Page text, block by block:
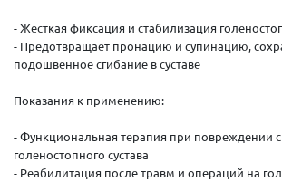
- Жесткая фиксация и стабилизация
- Предотвращает пронацию и супинацию,
подошвенное сгибание в суставе
Показания к применению:
- Функциональная терапия при повреждении
голеностопного сустава
- Реабилитация после травм и операций на